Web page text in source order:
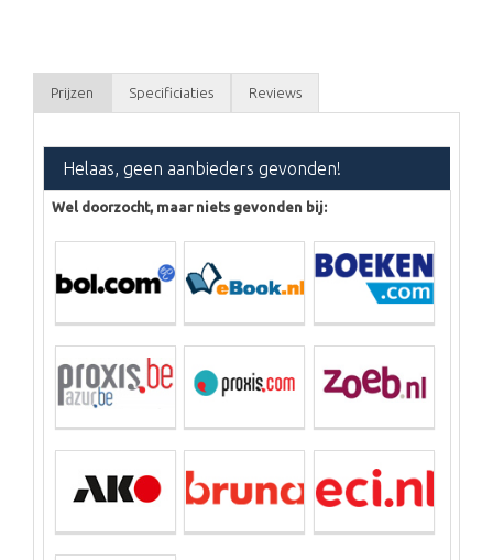
Prijzen Specificiaties Reviews
Helaas, geen aanbieders gevonden!
Wel doorzocht, maar niets gevonden bij: